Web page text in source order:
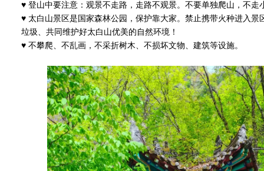
♥ 登山中要注意：观景不走路，走路不观景。不要单独爬山，不走
♥ 太白山景区是国家森林公园，保护靠大家。禁止携带火种进入景
垃圾、共同维护好太白山优美的自然环境！
♥ 不攀爬、不乱画，不采折树木、不损坏文物、建筑等设施。